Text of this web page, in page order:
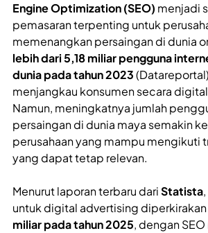
Engine Optimization (SEO) menjadi
pemasaran terpenting untuk
memenangkan persaingan di dunia
lebih dari 5,18 miliar pengguna
dunia pada tahun 2023
menjangkau konsumen secara
Namun, meningkatnya jumlah
persaingan di dunia maya semakin
perusahaan yang mampu mengikuti
yang dapat tetap relevan.
Menurut laporan terbaru dariStatista
untuk digital advertising
miliar pada tahun 2025, dengan